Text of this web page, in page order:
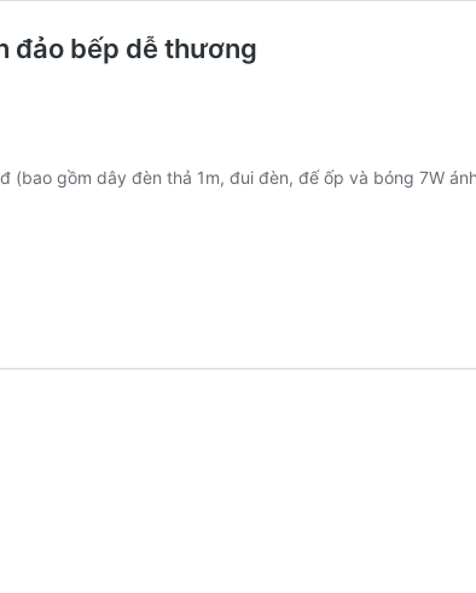
đảo bếp dễ thương
gồm dây đèn thả 1m, đui đèn, đế ốp và bóng 7W